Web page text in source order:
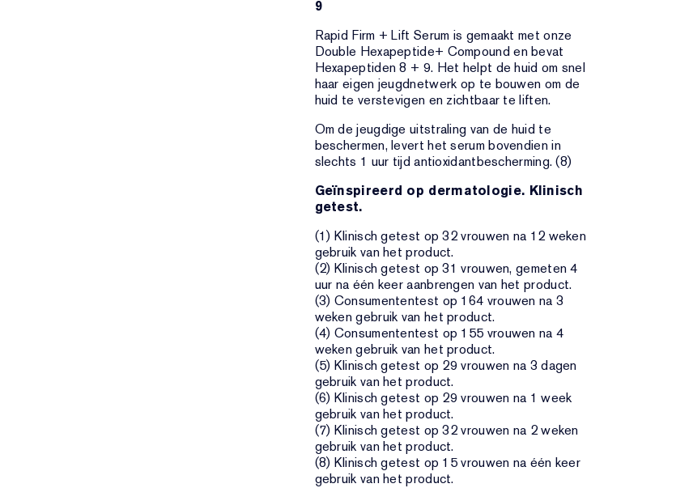
9
Rapid Firm + Lift Serum is gemaakt met onze
Double Hexapeptide+ Compound en bevat
Hexapeptiden 8 + 9. Het helpt de huid om snel
haar eigen jeugdnetwerk op te bouwen om de
huid te verstevigen en zichtbaar te liften.
Om de jeugdige uitstraling van de huid te
beschermen, levert het serum bovendien in
slechts 1 uur tijd antioxidantbescherming. (8)
Geïnspireerd op dermatologie. Klinisch
getest.
(1) Klinisch getest op 32 vrouwen na 12 weken
gebruik van het product.
(2) Klinisch getest op 31 vrouwen, gemeten 4
uur na één keer aanbrengen van het product.
(3) Consumententest op 164 vrouwen na 3
weken gebruik van het product.
(4) Consumententest op 155 vrouwen na 4
weken gebruik van het product.
(5) Klinisch getest op 29 vrouwen na 3 dagen
gebruik van het product.
(6) Klinisch getest op 29 vrouwen na 1 week
gebruik van het product.
(7) Klinisch getest op 32 vrouwen na 2 weken
gebruik van het product.
(8) Klinisch getest op 15 vrouwen na één keer
gebruik van het product.